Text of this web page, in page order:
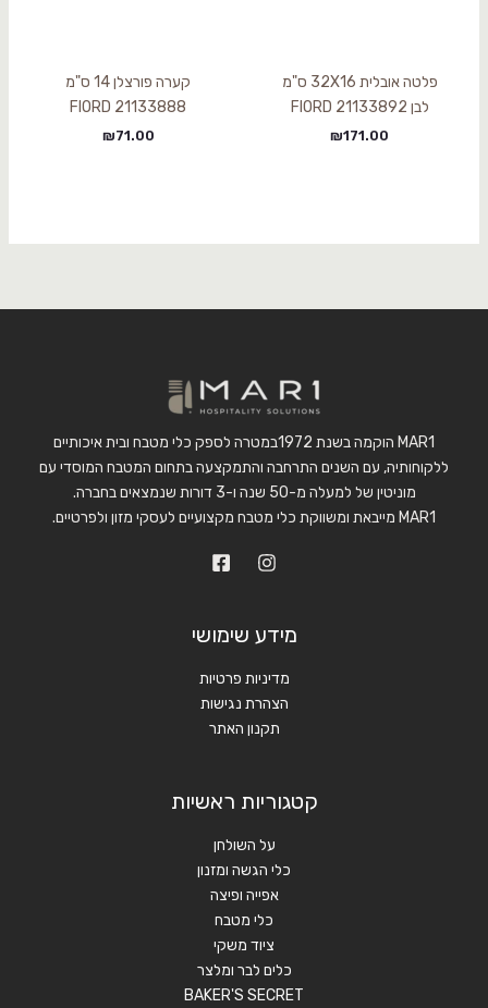
פלטה אובלית 32X16 ס"מ
לבן 21133892 FIORD
₪171.00
קערה פורצלן 14 ס"מ
21133888 FIORD
₪71.00
MAR1 הוקמה בשנת 1972במטרה לספק כלי מטבח ובית איכותיים
ללקוחותיה, עם השנים התרחבה והתמקצעה בתחום המטבח המוסדי עם
מוניטין של למעלה מ-50 שנה ו-3 דורות שנמצאים בחברה.
MAR1 מייבאת ומשווקת כלי מטבח מקצועיים לעסקי מזון ולפרטיים.
מידע שימושי
מדיניות פרטיות
הצהרת נגישות
תקנון האתר
קטגוריות ראשיות
על השולחן
כלי הגשה ומזנון
אפייה ופיצה
כלי מטבח
ציוד משקי
כלים לבר ומלצר
BAKER'S SECRET